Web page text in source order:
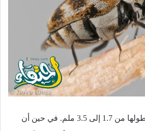
كما أن لها أجنحة ويبلغ طولها من 1.7 إلى 3.5 ملم. في حين أن